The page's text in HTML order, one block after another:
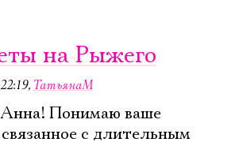
на Рыжего
, ТатьянаМ
Понимаю ваше
с длительным